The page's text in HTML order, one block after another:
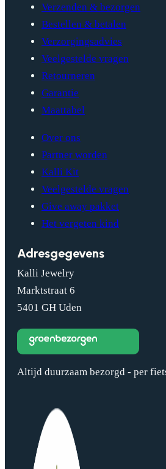
Verzenden & bezorgen
Bestellen & betalen
Verzorgingsadvies
Veelgestelde vragen
Retourneren
Garantie
Maattabel
Over ons
Partner worden
Kalli Kit
Veelgestelde vragen
Give away pakket
Het vergeten kind
Adresgegevens
Kalli Jewelry
Marktstraat 6
5401 GH Uden
Altijd duurzaam bezorgd - per